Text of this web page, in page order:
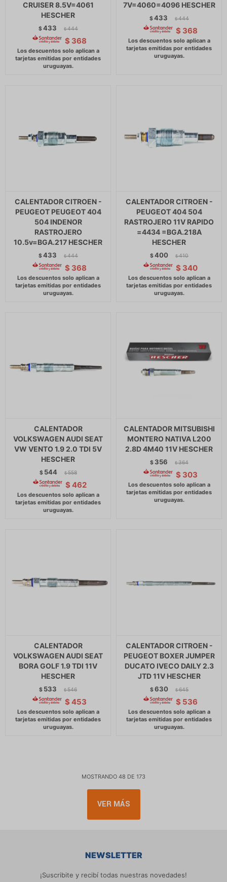
CRUISER 8.5V=4061
HESCHER
$433 $ 444
$ 368
7V=4060=4096 HESCHER
$433 $ 444
$ 368
CALENTADOR CITROEN -
PEUGEOT PEUGEOT 404
504 INDENOR
RASTROJERO
10.5v=BGA.217 HESCHER
$433 $ 444
$ 368
CALENTADOR CITROEN -
PEUGEOT 404 504
RASTROJERO 11V RAPIDO
=4434 =BGA.218A
HESCHER
$400 $ 410
$ 340
CALENTADOR
VOLKSWAGEN AUDI SEAT
VW VENTO 1.9 2.0 TDI 5V
HESCHER
$ 544 $ 558
$ 462
CALENTADOR MITSUBISHI
MONTERO NATIVA L200
2.8D 4M40 11V HESCHER
$ 356 $ 364
$ 303
CALENTADOR
VOLKSWAGEN AUDI SEAT
BORA GOLF 1.9 TDI 11V
HESCHER
$ 533 $ 546
$ 453
CALENTADOR CITROEN -
PEUGEOT BOXER JUMPER
DUCATO IVECO DAILY 2.3
JTD 11V HESCHER
$630 $ 645
$ 536
MOSTRANDO 48 DE 173
VER MÁS
NEWSLETTER
¡Suscribite y recibí todas nuestras novedades!